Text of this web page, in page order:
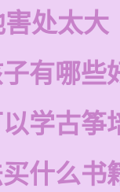
处太大
有哪些
学古筝
什么书